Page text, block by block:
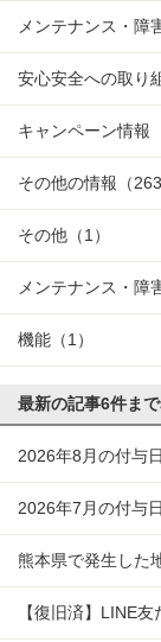
メンテナンス・障
安心安全への取り
キャンペーン情報
その他の情報 （263
その他 （1）
メンテナンス・障
機能 （1）
最新の記事6件ま
2026年8月の付与日
2026年7月の付与
熊本県で発生した
【復旧済】LINE